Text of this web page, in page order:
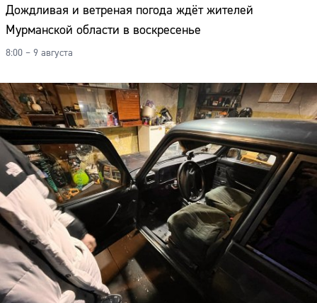
Дождливая и ветреная погода ждёт жителей
Мурманской области в воскресенье
8:00 – 9 августа